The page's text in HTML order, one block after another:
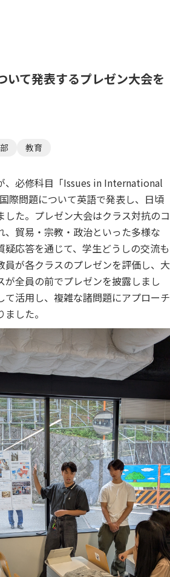
いて発表するプレゼン大会を
教育
、必修科目「Issues in International
際問題について英語で発表し、日頃
した。プレゼン大会はクラス対抗のコ
、貿易・宗教・政治といった多様な
疑応答を通じて、学生どうしの交流も
員が各クラスのプレゼンを評価し、大
が全員の前でプレゼンを披露しまし
て活用し、複雑な諸問題にアプローチ
した。